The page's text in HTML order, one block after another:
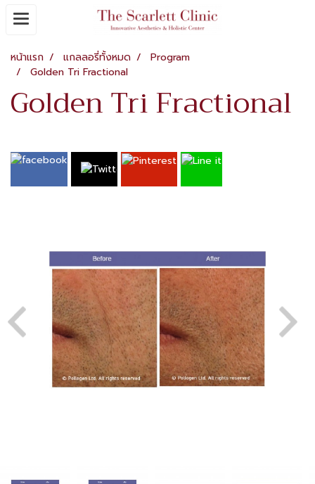
หน้าแรก แกลลอรี่ทั้งหมด
Program
Golden Tri Fractional
Golden Tri Fractional